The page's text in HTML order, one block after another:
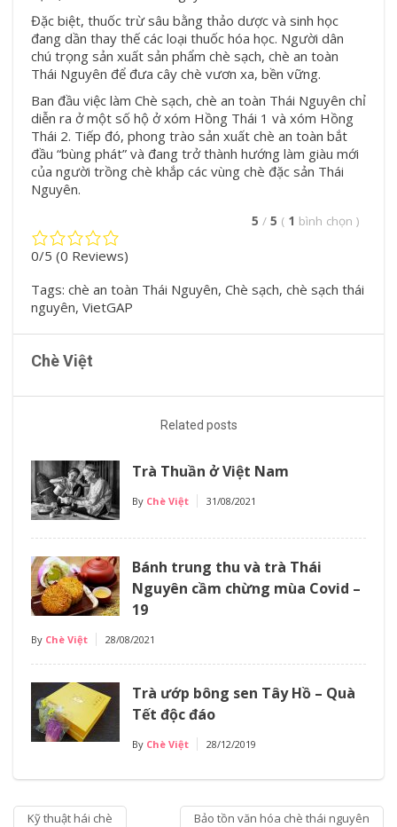
Đặc biệt, thuốc trừ sâu bằng thảo dược và sinh học
đang dần thay thế các loại thuốc hóa học. Người dân
chú trọng sản xuất sản phẩm chè sạch, chè an toàn
Thái Nguyên để đưa cây chè vươn xa, bền vững.
Ban đầu việc làm Chè sạch, chè an toàn Thái Nguyên chỉ
diễn ra ở một số hộ ở xóm Hồng Thái 1 và xóm Hồng
Thái 2. Tiếp đó, phong trào sản xuất chè an toàn bắt
đầu “bùng phát” và đang trở thành hướng làm giàu mới
của người trồng chè khắp các vùng chè đặc sản Thái
Nguyên.
5 / 5 ( 1 bình chọn )
0/5 (0 Reviews)
Tags: chè an toàn Thái Nguyên, Chè sạch, chè sạch thái
nguyên, VietGAP
Chè Việt
Related posts
Trà Thuần ở Việt Nam
By Chè Việt 31/08/2021
Bánh trung thu và trà Thái
Nguyên cầm chừng mùa Covid –
19
By Chè Việt 28/08/2021
Trà ướp bông sen Tây Hồ – Quà
Tết độc đáo
By Chè Việt 28/12/2019
Bảo tồn văn hóa chè thái nguyên
Kỹ thuật hái chè